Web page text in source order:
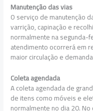
Manutenção das vias
O serviço de manutenção
varrição, capinação e
normalmente na segunda-
atendimento ocorrerá em
maior circulação e
Coleta agendada
A coleta agendada de
de itens como móveis e
normalmente no dia 20.